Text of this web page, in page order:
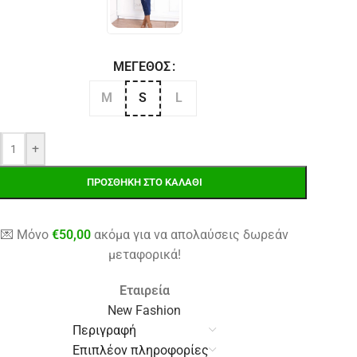
ΜΈΓΕΘΟΣ
M S L
+
ΠΡΟΣΘΉΚΗ ΣΤΟ ΚΑΛΆΘΙ
💌 Μόνο €50,00ακόμα για να απολαύσεις δωρεάν
μεταφορικά!
Εταιρεία
New Fashion
Περιγραφή
Επιπλέον πληροφορίες